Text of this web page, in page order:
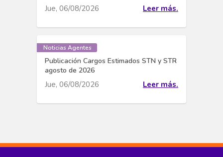
Jue, 06/08/2026 Leer más.
Noticias Agentes
Publicación Cargos Estimados STN y STR
agosto de 2026
Jue, 06/08/2026 Leer más.